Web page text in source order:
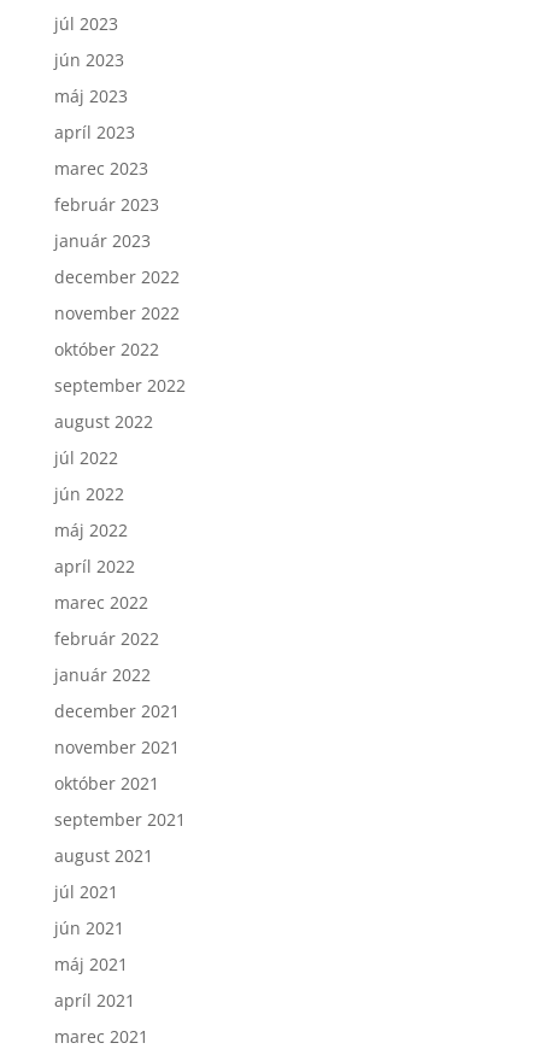
júl 2023
jún 2023
máj 2023
apríl 2023
marec 2023
február 2023
január 2023
december 2022
november 2022
október 2022
september 2022
august 2022
júl 2022
jún 2022
máj 2022
apríl 2022
marec 2022
február 2022
január 2022
december 2021
november 2021
október 2021
september 2021
august 2021
júl 2021
jún 2021
máj 2021
apríl 2021
marec 2021